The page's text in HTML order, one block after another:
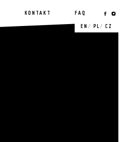
KONTAKT FAQ
EN PL CZ